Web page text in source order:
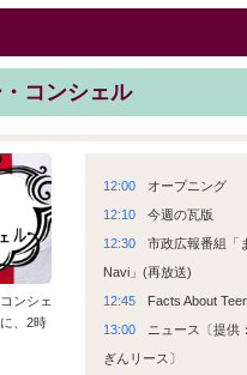
コンシェル
12:00
オープニング
12:10
今週の瓦版
12:30
市政広報番組「
Navi」(再放送)
12:45
Facts About
13:00
ニュース〔提供
ぎんリース〕
ンシェ
、2時